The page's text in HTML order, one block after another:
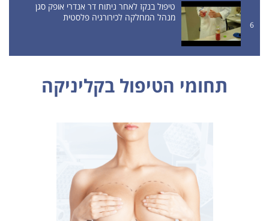
6
טיפול בנקז לאחר ניתוח דר אנדרי אופק סגן
מנהל המחלקה לכירורגיה פלסטית
תחומי הטיפול בקליניקה